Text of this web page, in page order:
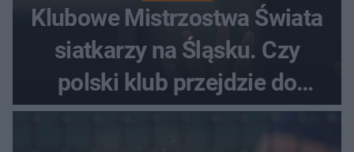
Klubowe Mistrzostwa Świata
siatkarzy na Śląsku. Czy
polski klub przejdzie do
historii